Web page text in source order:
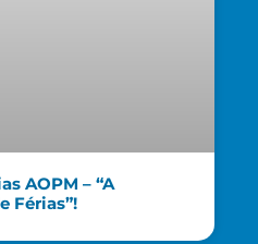
AOPM – “A
Férias”!